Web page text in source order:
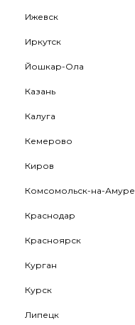
Ижевск
Иркутск
Йошкар-Ола
Казань
Калуга
Кемерово
Киров
Комсомольск-на-Амуре
Краснодар
Красноярск
Курган
Курск
Липецк